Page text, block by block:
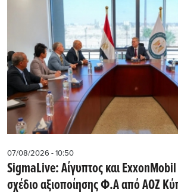
07/08/2026 - 10:50
SigmaLive: Αίγυπτος και
σχέδιο αξιοποίησης Φ.Α από ΑΟΖ